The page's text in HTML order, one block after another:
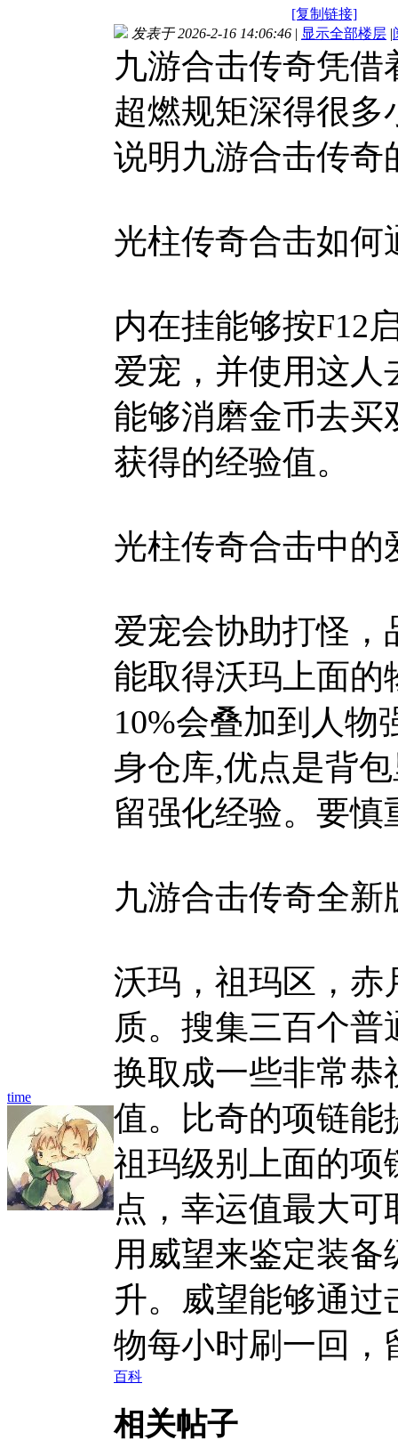
[复制链接]
time
发表于 2026-2-16 14:06:46 | 显示全部楼层 |
九游合击传奇凭
超燃规矩深得很
说明九游合击传奇
光柱传奇合击如何
内在挂能够按F12
爱宠，并使用这人
能够消磨金币去买
获得的经验值。
光柱传奇合击中的
爱宠会协助打怪，
能取得沃玛上面的
10%会叠加到人物
身仓库,优点是背
留强化经验。要
九游合击传奇全
沃玛，祖玛区，赤
质。搜集三百个
换取成一些非常恭
值。比奇的项链能
祖玛级别上面的项
点，幸运值最大
用威望来鉴定装
升。威望能够通
物每小时刷一回，
百科
相关帖子